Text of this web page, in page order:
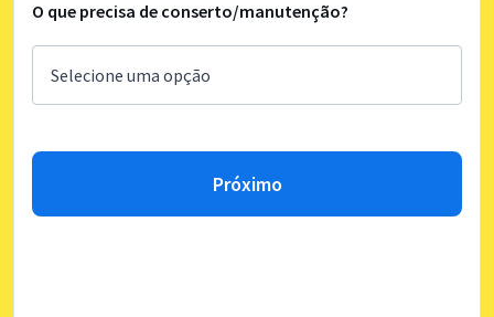
O que precisa de conserto/manutenção?
Próximo